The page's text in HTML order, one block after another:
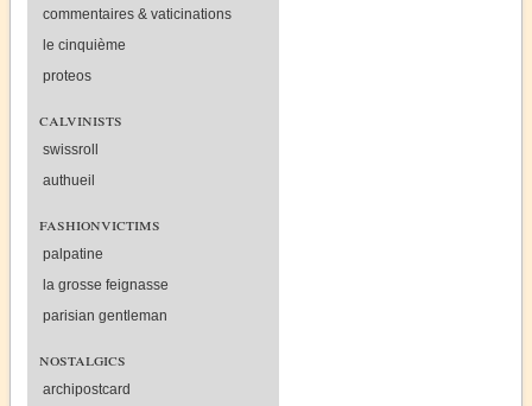
commentaires & vaticinations
le cinquième
proteos
calvinists
swissroll
authueil
fashionvictims
palpatine
la grosse feignasse
parisian gentleman
nostalgics
archipostcard